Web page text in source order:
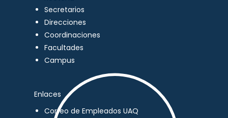
Secretarios
Direcciones
Coordinaciones
Facultades
Campus
Enlaces
Correo de Empleados UAQ